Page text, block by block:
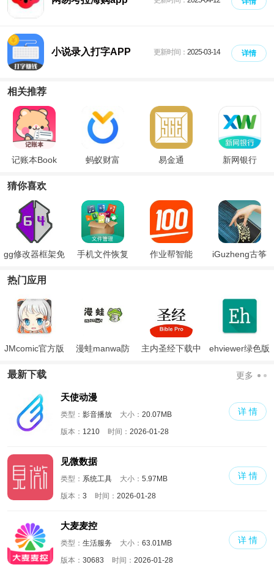
小说录入打字APP 更新时间： 2025-03-14 详情
相关推荐
记账本Book 蚂蚁财富 易金通 新网银行
猜你喜欢
gg修改器框架免
手机文件恢复 作业帮智能
iGuzheng古筝
热门应用
JMcomic官方版
漫蛙manwa防
主内圣经下载中
ehviewer绿色版
最新下载 更多
天使动漫
类型： 影音播放 大小： 20.07MB
版本： 1210 时间： 2026-01-28
详 情
见微数据
类型： 系统工具 大小： 5.97MB
版本： 3 时间： 2026-01-28
详 情
大麦麦控
类型： 生活服务 大小： 63.01MB
版本： 30683 时间： 2026-01-28
详 情